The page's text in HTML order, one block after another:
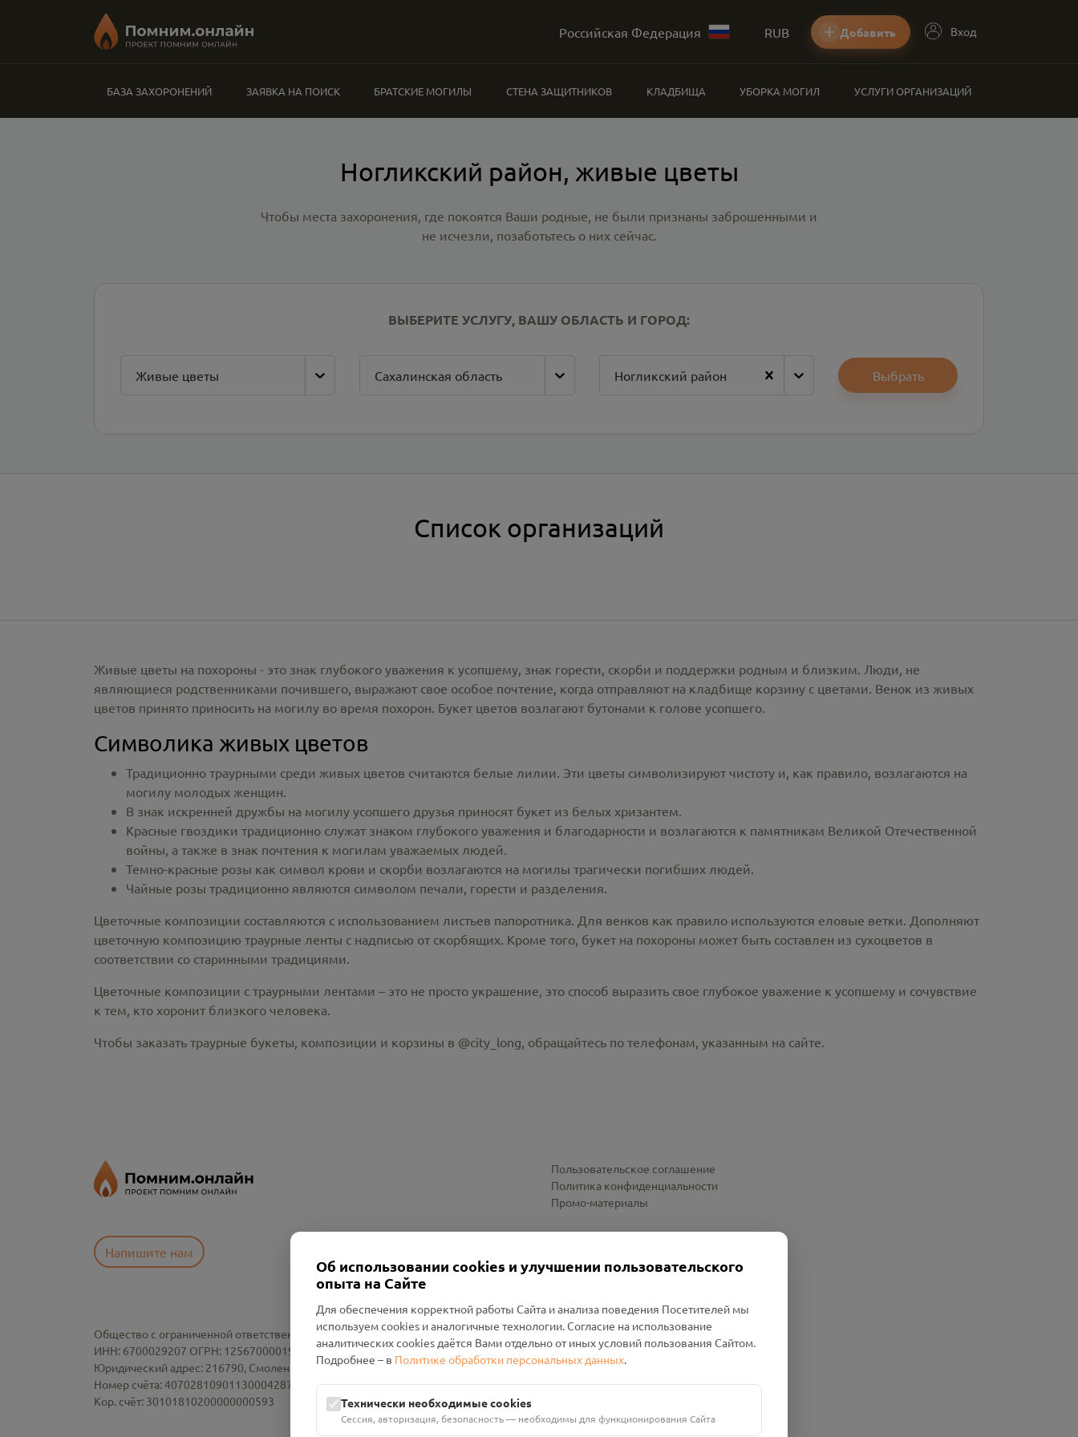
Российская Федерация RUB Добавить Вход
БАЗА ЗАХОРОНЕНИЙ ЗАЯВКА НА ПОИСК БРАТСКИЕ МОГИЛЫ СТЕНА ЗАЩИТНИКОВ КЛАДБИЩА УБОРКА МОГИЛ УСЛУГИ ОРГАНИЗАЦИЙ
Ногликский район, живые цветы
Чтобы места захоронения, где покоятся Ваши родные, не были признаны заброшенными и
не исчезли, позаботьтесь о них сейчас.
ВЫБЕРИТЕ УСЛУГУ, ВАШУ ОБЛАСТЬ И ГОРОД:
Живые цветы Сахалинская область Ногликский район Выбрать
Список организаций
Живые цветы на похороны - это знак глубокого уважения к усопшему, знак горести, скорби и поддержки родным и близким. Люди, не
являющиеся родственниками почившего, выражают свое особое почтение, когда отправляют на кладбище корзину с цветами. Венок из живых
цветов принято приносить на могилу во время похорон. Букет цветов возлагают бутонами к голове усопшего.
Символика живых цветов
Традиционно траурными среди живых цветов считаются белые лилии. Эти цветы символизируют чистоту и, как правило, возлагаются на
могилу молодых женщин.
В знак искренней дружбы на могилу усопшего друзья приносят букет из белых хризантем.
Красные гвоздики традиционно служат знаком глубокого уважения и благодарности и возлагаются к памятникам Великой Отечественной
войны, а также в знак почтения к могилам уважаемых людей.
Темно-красные розы как символ крови и скорби возлагаются на могилы трагически погибших людей.
Чайные розы традиционно являются символом печали, горести и разделения.
Цветочные композиции составляются с использованием листьев папоротника. Для венков как правило используются еловые ветки. Дополняют
цветочную композицию траурные ленты с надписью от скорбящих. Кроме того, букет на похороны может быть составлен из сухоцветов в
соответствии со старинными традициями.
Цветочные композиции с траурными лентами – это не просто украшение, это способ выразить свое глубокое уважение к усопшему и сочувствие
к тем, кто хоронит близкого человека.
Чтобы заказать траурные букеты, композиции и корзины в @city_long, обращайтесь по телефонам, указанным на сайте.
Напишите нам
Пользовательское соглашение
Политика конфиденциальности
Промо-материалы
Общество с ограниченной ответственностью «Смоленский Проект Помним»
ИНН: 6700029207 ОГРН: 1256700001986
Юридический адрес: 216790, Смоленская область, р-н Руднянский, г. Рудня, улица Западная, д. 26А, пом. 18
Номер счёта: 40702810901130004287 в АО "АЛЬФА-БАНК"
Кор. счёт: 30101810200000000593
Об использовании cookies и улучшении пользовательского
опыта на Сайте
Для обеспечения корректной работы Сайта и анализа поведения Посетителей мы
используем cookies и аналогичные технологии. Согласие на использование
аналитических cookies даётся Вами отдельно от иных условий пользования Сайтом.
Подробнее – в Политике обработки персональных данных.
Технически необходимые cookies
Сессия, авторизация, безопасность — необходимы для функционирования Сайта